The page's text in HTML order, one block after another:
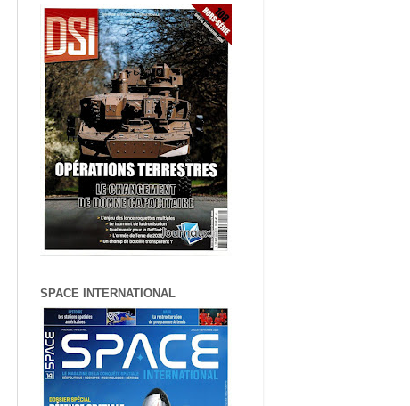
SPACE INTERNATIONAL